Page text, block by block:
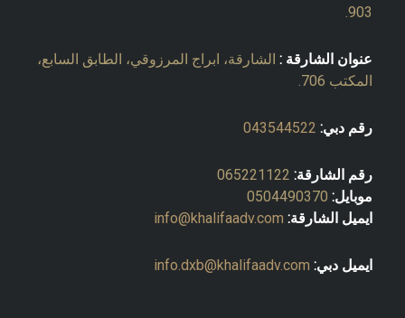
903.
عنوان الشارقة : الشارقة، ابراج المرزوقي، الطابق السابع،
المكتب 706.
رقم دبي: 043544522
رقم الشارقة: 065221122
موبايل: 0504490370
ايميل الشارقة: info@khalifaadv.com
ايميل دبي: info.dxb@khalifaadv.com